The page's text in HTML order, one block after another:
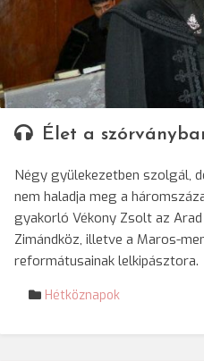
Élet a
Négy gyülekezetben szolgál,
nem haladja meg a
gyakorló Vékony Zsolt az
Zimándköz, illetve a Maros-
reformátusainak lelkipásztora.
Hétköznapok